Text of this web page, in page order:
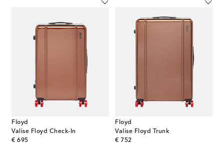
Floyd
Valise Floyd Check-In
€ 695
original price
Floyd
Valise Floyd Trunk
€ 752
original price